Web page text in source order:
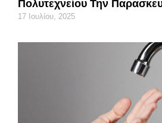
Πολυτεχνείου Την
17 Ιουλίου, 2025